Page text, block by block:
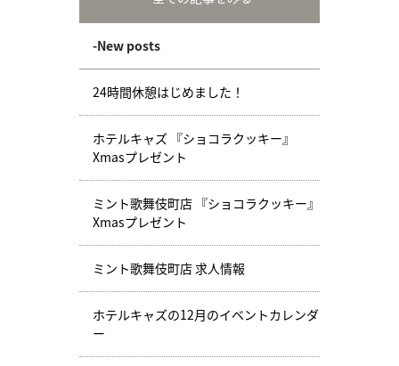
-New posts
24時間休憩はじめました！
ホテルキャズ 『ショコラクッキー』
Xmasプレゼント
ミント歌舞伎町店 『ショコラクッキー』
Xmasプレゼント
ミント歌舞伎町店 求人情報
ホテルキャズの12月のイベントカレンダ
ー